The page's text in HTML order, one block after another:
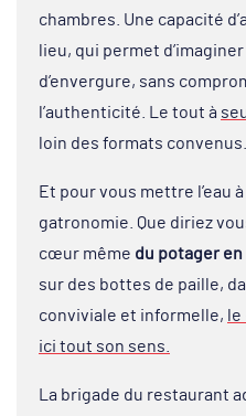
chambres. Une capacité
lieu, qui permet
d’envergure, sans
l’authenticité. Le tout à
loin des formats convenus.
Et pour vous mettre l’eau
gatronomie. Que diriez
cœur même du potager
sur des bottes de paille,
conviviale et informelle,
ici tout son sens.
La brigade du restaurant